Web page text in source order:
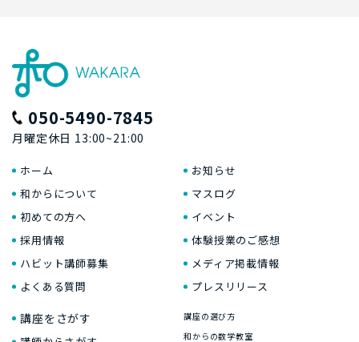
050-5490-7845
月曜定休日 13:00~21:00
ホーム
和からについて
初めての方へ
採用情報
ハビット講師募集
よくある質問
お知らせ
マスログ
イベント
体験授業のご感想
メディア掲載情報
プレスリリース
講座をさがす
講座の選び方
和からの数学教室